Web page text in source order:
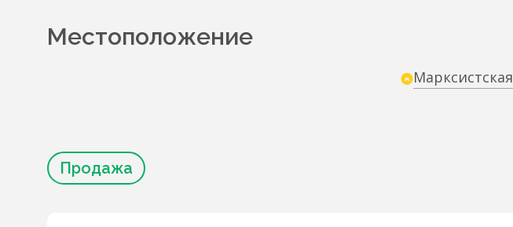
Местоположение
Марксистская
Продажа